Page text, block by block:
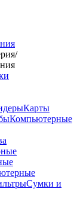
/
Карты
Компьютерные
Сумки и